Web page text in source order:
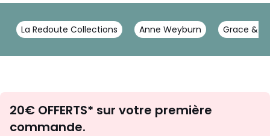
La Redoute Collections Anne Weyburn Grace &
d'inspirations
20€ OFFERTS* sur votre première
commande.